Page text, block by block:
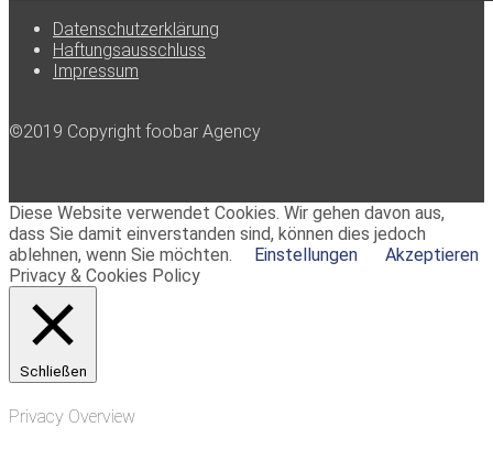
Datenschutzerklärung
Haftungsausschluss
Impressum
©2019 Copyright foobar Agency
Diese Website verwendet Cookies. Wir gehen davon aus,
dass Sie damit einverstanden sind, können dies jedoch
ablehnen, wenn Sie möchten.
Einstellungen
Akzeptieren
Privacy & Cookies Policy
Schließen
Privacy Overview